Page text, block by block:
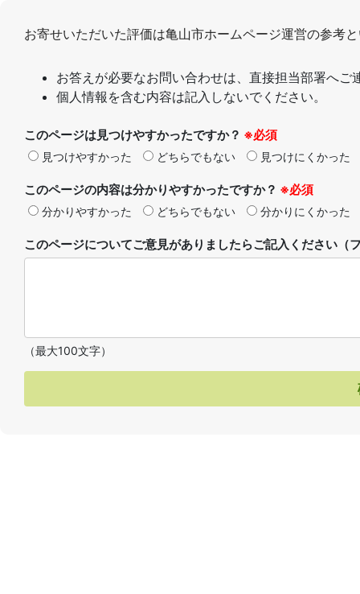
お寄せいただいた評価は亀山市ホームページ運営の参考
お答えが必要なお問い合わせは、直接担当部署へご
個人情報を含む内容は記入しないでください。
このページは見つけやすかったですか？ ※必須
見つけやすかった どちらでもない 見つけにくかった
このページの内容は分かりやすかったですか？ ※必須
分かりやすかった どちらでもない 分かりにくかった
このページについてご意見がありましたらご記入ください
（最大100文字）